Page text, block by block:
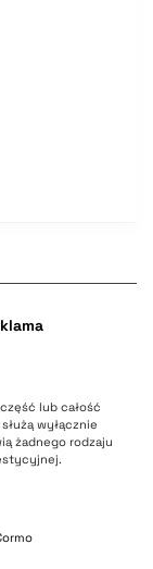
lub całość
wyłącznie
żadnego rodzaju